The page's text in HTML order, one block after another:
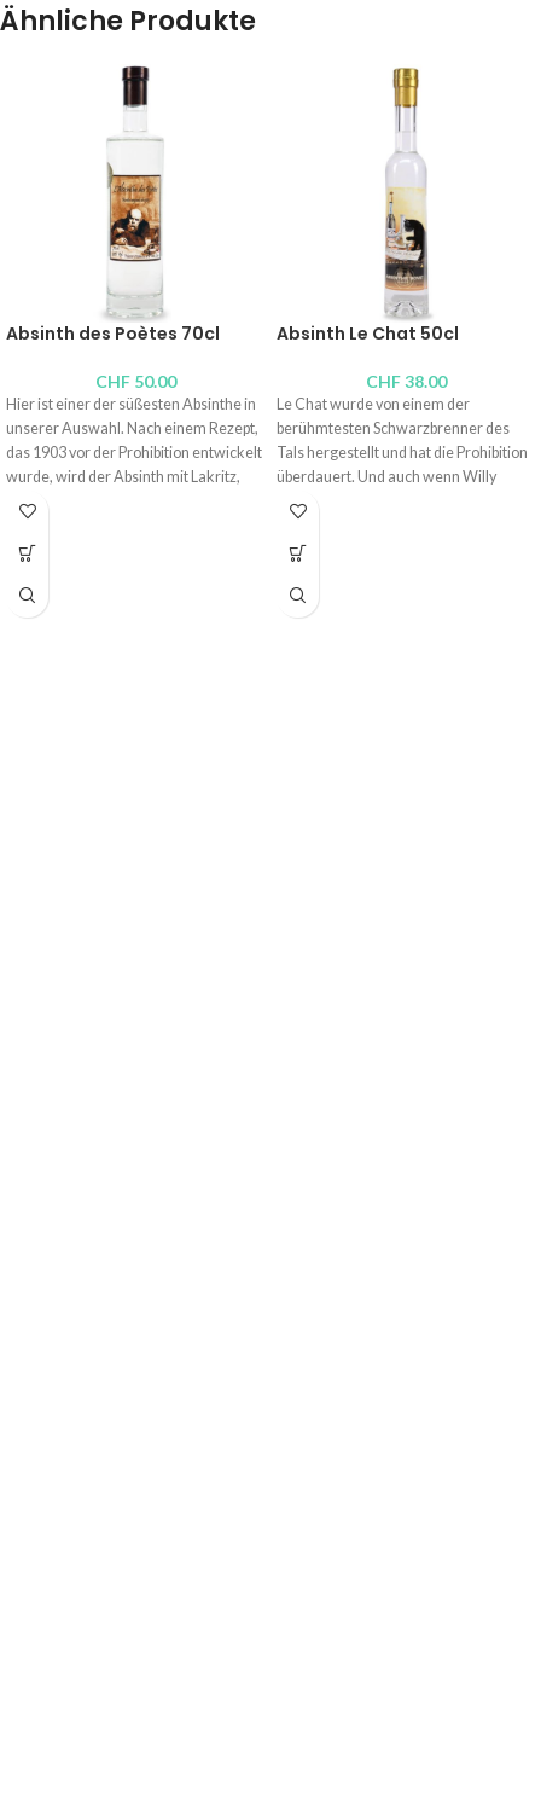
Ähnliche Produkte
Absinth des Poètes 70cl
CHF50.00
Hier ist einer der süßesten Absinthe in
unserer Auswahl. Nach einem Rezept,
das 1903 vor der Prohibition entwickelt
wurde, wird der Absinth mit Lakritz,
Minze und Koriander versetzt,
zwischen pflanzlichen und blumigen
Wert, der mehrfach von den größten
Absinth Le Chat 50cl
CHF38.00
Le Chat wurde von einem der
berühmtesten Schwarzbrenner des
Tals hergestellt und hat die Prohibition
überdauert. Und auch wenn Willy
verstorben ist, reproduziert seine
und preisgekrönten Nektar, der sich
Absinthe verbirgt. Hervorragend!